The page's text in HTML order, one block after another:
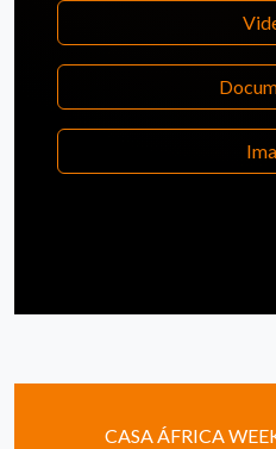
CASA ÁFRICA